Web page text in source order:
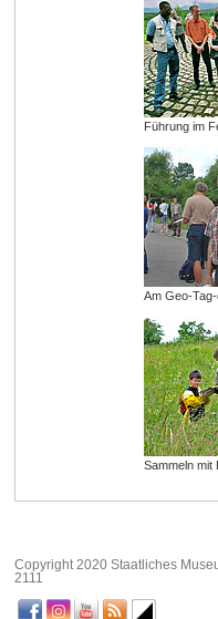
Führung im
Am Geo-
Sammeln mit
Copyright 2020 Staatliches
2111